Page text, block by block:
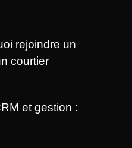
rejoindre un
courtier
et gestion :